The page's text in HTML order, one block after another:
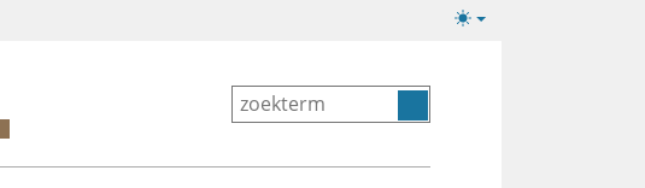
Lichte/donkere